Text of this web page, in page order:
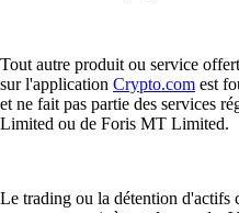
Tout autre produit ou service
sur l'application Crypto.com est
et ne fait pas partie des services
Limited ou de Foris MT Limited.
Le trading ou la détention d'actifs